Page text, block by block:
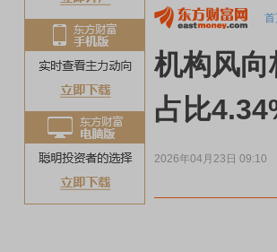
机构风
占比
2026年04月23日 09:10